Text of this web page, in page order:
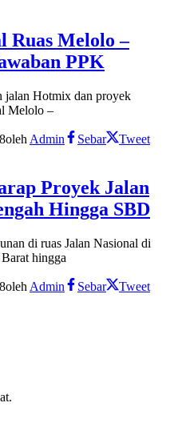
Ruas Melolo –
PPK
jalan Hotmix dan proyek
Melolo –
oleh Admin Sebar Tweet
Proyek Jalan
Hingga SBD
di ruas Jalan Nasional di
hingga
oleh Admin Sebar
Tweet